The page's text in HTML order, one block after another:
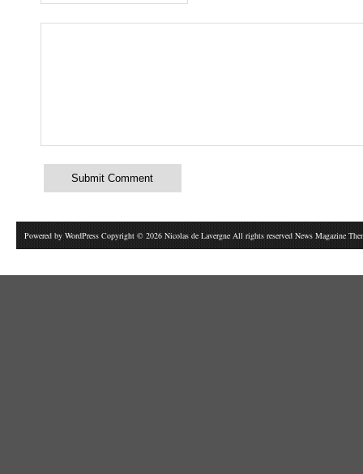
Powered by WordPress Copyright © 2026 Nicolas de Lavergne All rights reserved News Magazine